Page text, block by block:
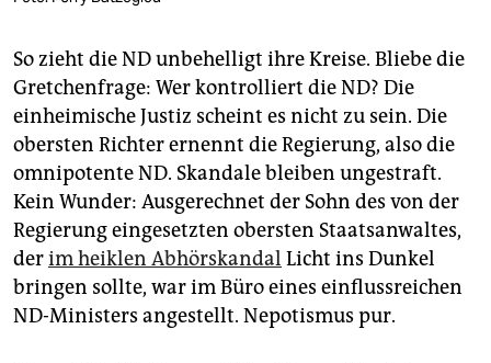
So zieht die ND unbehelligt ihre Kreise. Bliebe die
Gretchenfrage: Wer kontrolliert die ND? Die
einheimische Justiz scheint es nicht zu sein. Die
obersten Richter ernennt die Regierung, also die
omnipotente ND. Skandale bleiben ungestraft.
Kein Wunder: Ausgerechnet der Sohn des von der
Regierung eingesetzten obersten Staatsanwaltes,
derim heiklen Abhörskandal Licht ins Dunkel
bringen sollte, war im Büro eines einflussreichen
ND-Ministers angestellt. Nepotismus pur.